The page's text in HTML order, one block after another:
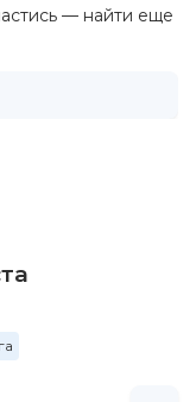
— найти еще